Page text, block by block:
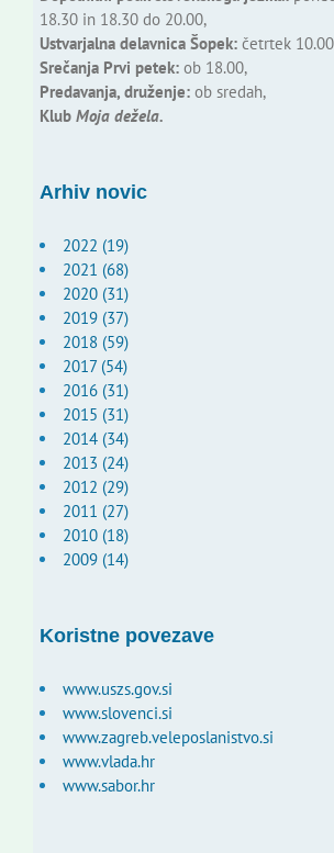
18.30 in 18.30 do 20.00,
Ustvarjalna delavnica Šopek:četrtek
Srečanja Prvi petek:ob 18.00,
Predavanja, druženje:ob sredah,
Klub Moja dežela.
Arhiv novic
2022 (19)
2021 (68)
2020 (31)
2019 (37)
2018 (59)
2017 (54)
2016 (31)
2015 (31)
2014 (34)
2013 (24)
2012 (29)
2011 (27)
2010 (18)
2009 (14)
Koristne povezave
www.uszs.gov.si
www.slovenci.si
www.zagreb.veleposlanistvo.si
www.vlada.hr
www.sabor.hr